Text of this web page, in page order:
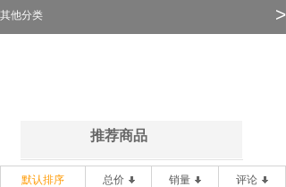
其他分类 >
推荐商品
默认排序 总价 销量 评论